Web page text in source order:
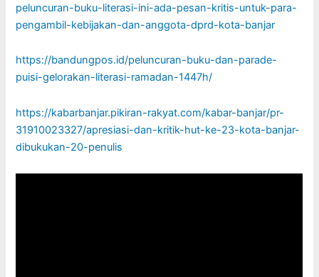
peluncuran-buku-literasi-ini-ada-pesan-kritis-untuk-para-
pengambil-kebijakan-dan-anggota-dprd-kota-banjar
https://bandungpos.id/peluncuran-buku-dan-parade-
puisi-gelorakan-literasi-ramadan-1447h/
https://kabarbanjar.pikiran-rakyat.com/kabar-banjar/pr-
31910023327/apresiasi-dan-kritik-hut-ke-23-kota-banjar-
dibukukan-20-penulis